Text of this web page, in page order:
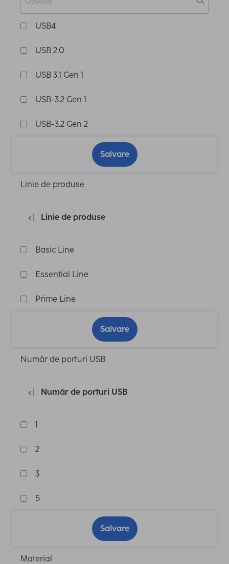
USB4
USB 2.0
USB 3.1 Gen 1
USB-3.2 Gen 1
USB-3.2 Gen 2
Salvare
Linie de produse
Linie de produse
Basic Line
Essential Line
Prime Line
Salvare
Număr de porturi USB
Număr de porturi USB
1
2
3
5
Salvare
Material